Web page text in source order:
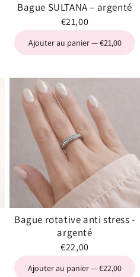
Bague SULTANA – argenté
€21,00
Ajouter au panier — €21,00
Bague rotative anti stress -
argenté
€22,00
Ajouter au panier — €22,00